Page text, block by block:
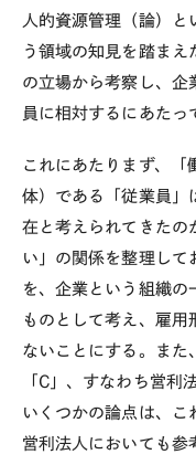
人的資源管理（論）と
う領域の知見を踏ま
の立場から考察し、企
員に相対するにあたっ
これにあたりまず、「
体）である「従業員」
在と考えられてきたの
い」の関係を整理して
を、企業という組織の
ものとして考え、雇用
ないことにする。また
「C」、すなわち営利
いくつかの論点は、こ
営利法人においても参